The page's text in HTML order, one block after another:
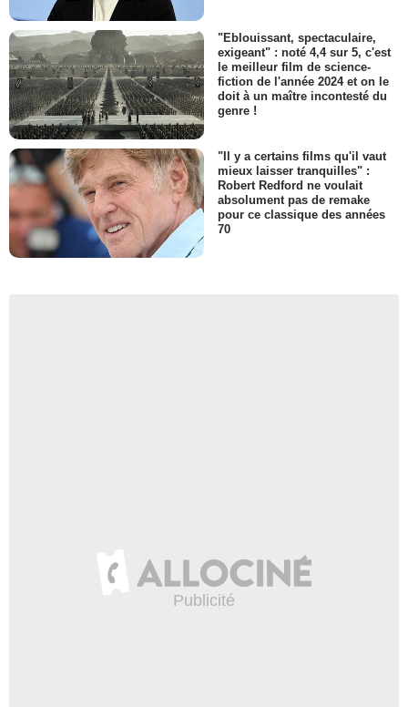
"Eblouissant, spectaculaire,
exigeant" : noté 4,4 sur 5, c'est
le meilleur film de science-
fiction de l'année 2024 et on le
doit à un maître incontesté du
genre !
"Il y a certains films qu'il vaut
mieux laisser tranquilles" :
Robert Redford ne voulait
absolument pas de remake
pour ce classique des années
70